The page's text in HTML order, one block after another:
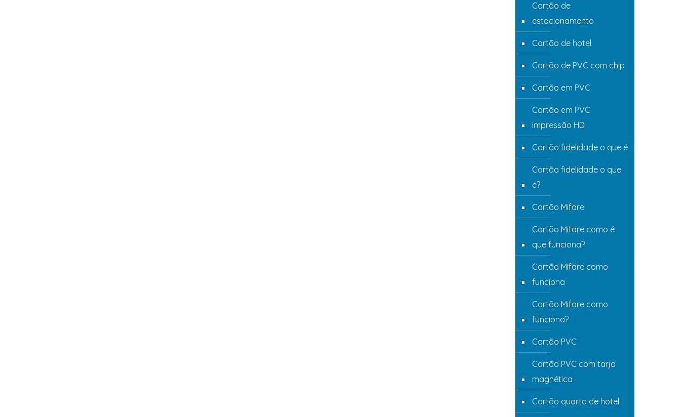
Cartão de
estacionamento
Cartão de hotel
Cartão de PVC com chip
Cartão em PVC
Cartão em PVC
impressão HD
Cartão fidelidade o que é
Cartão fidelidade o que
é?
Cartão Mifare
Cartão Mifare como é
que funciona?
Cartão Mifare como
funciona
Cartão Mifare como
funciona?
Cartão PVC
Cartão PVC com tarja
magnética
Cartão quarto de hotel